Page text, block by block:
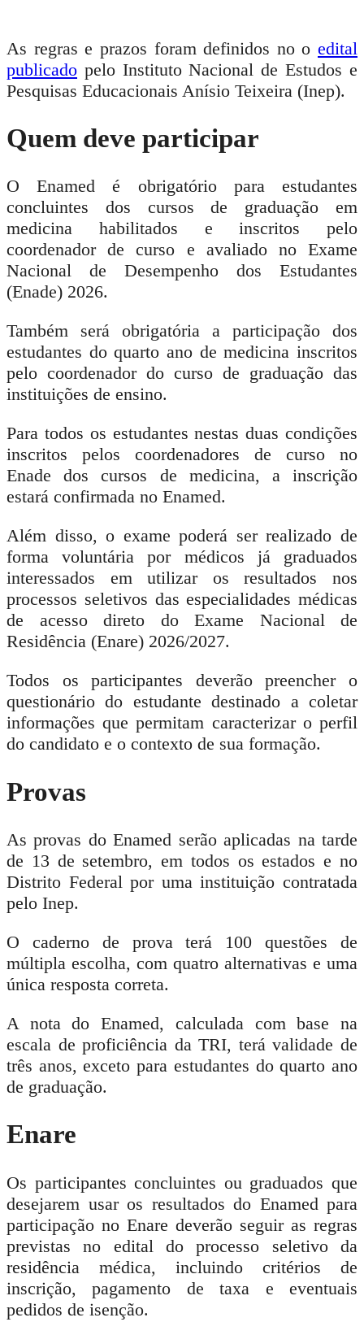
As regras e prazos foram definidos no o edital
publicado pelo Instituto Nacional de Estudos e
Pesquisas Educacionais Anísio Teixeira (Inep).
Quem deve participar
O Enamed é obrigatório para estudantes
concluintes dos cursos de graduação em
medicina habilitados e inscritos pelo
coordenador de curso e avaliado no Exame
Nacional de Desempenho dos Estudantes
(Enade) 2026.
Também será obrigatória a participação dos
estudantes do quarto ano de medicina inscritos
pelo coordenador do curso de graduação das
instituições de ensino.
Para todos os estudantes nestas duas condições
inscritos pelos coordenadores de curso no
Enade dos cursos de medicina, a inscrição
estará confirmada no Enamed.
Além disso, o exame poderá ser realizado de
forma voluntária por médicos já graduados
interessados em utilizar os resultados nos
processos seletivos das especialidades médicas
de acesso direto do Exame Nacional de
Residência (Enare) 2026/2027.
Todos os participantes deverão preencher o
questionário do estudante destinado a coletar
informações que permitam caracterizar o perfil
do candidato e o contexto de sua formação.
Provas
As provas do Enamed serão aplicadas na tarde
de 13 de setembro, em todos os estados e no
Distrito Federal por uma instituição contratada
pelo Inep.
O caderno de prova terá 100 questões de
múltipla escolha, com quatro alternativas e uma
única resposta correta.
A nota do Enamed, calculada com base na
escala de proficiência da TRI, terá validade de
três anos, exceto para estudantes do quarto ano
de graduação.
Enare
Os participantes concluintes ou graduados que
desejarem usar os resultados do Enamed para
participação no Enare deverão seguir as regras
previstas no edital do processo seletivo da
residência médica, incluindo critérios de
inscrição, pagamento de taxa e eventuais
pedidos de isenção.